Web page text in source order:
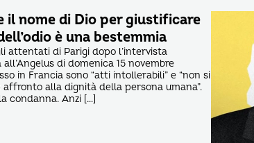
il nome di Dio per giustificare
è una bestemmia
attentati di Parigi dopo l’intervista
di domenica 15 novembre
in Francia sono “atti intollerabili” e “non si
alla dignità della persona umana”.
condanna. Anzi […]